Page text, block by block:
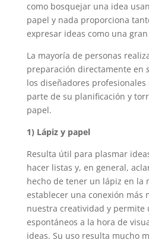
como bosquejar una idea
papel y nada proporciona
expresar ideas como una
La mayoría de personas
preparación directamente en
los diseñadores
parte de su planificación y
papel.
1) Lápiz y papel
Resulta útil para plasmar
hacer listas y, en general,
hecho de tener un lápiz en la
establecer una conexión más
nuestra creatividad y permite
espontáneos a la hora de
ideas. Su uso resulta mucho